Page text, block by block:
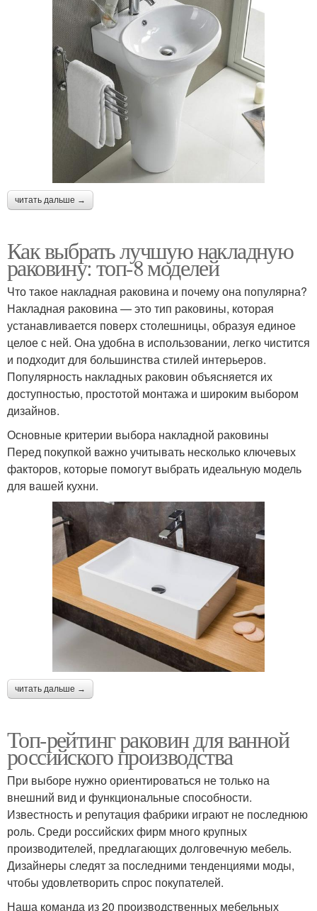
читать дальше →
Как выбрать лучшую накладную
раковину: топ-8 моделей
Что такое накладная раковина и почему она популярна?
Накладная раковина — это тип раковины, которая
устанавливается поверх столешницы, образуя единое
целое с ней. Она удобна в использовании, легко чистится
и подходит для большинства стилей интерьеров.
Популярность накладных раковин объясняется их
доступностью, простотой монтажа и широким выбором
дизайнов.
Основные критерии выбора накладной раковины
Перед покупкой важно учитывать несколько ключевых
факторов, которые помогут выбрать идеальную модель
для вашей кухни.
читать дальше →
Топ-рейтинг раковин для ванной
российского производства
При выборе нужно ориентироваться не только на
внешний вид и функциональные способности.
Известность и репутация фабрики играют не последнюю
роль. Среди российских фирм много крупных
производителей, предлагающих долговечную мебель.
Дизайнеры следят за последними тенденциями моды,
чтобы удовлетворить спрос покупателей.
Наша команда из 20 производственных мебельных